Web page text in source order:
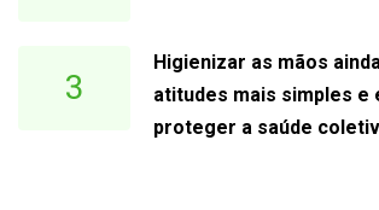
3
Higienizar as mãos
atitudes mais simples e
proteger a saúde